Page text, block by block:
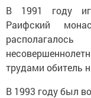
В 1991 году
Раифский
трудами обитель
В 1993 году был